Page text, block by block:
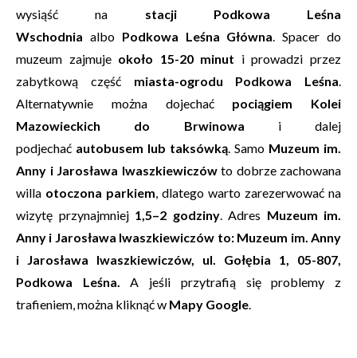
wysiąść na stacji Podkowa Leśna
Wschodnia albo Podkowa Leśna Główna. Spacer do
muzeum zajmuje około 15-20 minut i prowadzi przez
zabytkową część miasta-ogrodu Podkowa Leśna.
Alternatywnie można dojechać pociągiem Kolei
Mazowieckich do Brwinowa i dalej
podjechać autobusem lub taksówką. Samo Muzeum im.
Anny i Jarosława Iwaszkiewiczówto dobrze zachowana
willa otoczona parkiem, dlatego warto zarezerwować na
wizytę przynajmniej 1,5–2 godziny. Adres Muzeum im.
Anny i Jarosława Iwaszkiewiczów to: Muzeum im. Anny
i Jarosława Iwaszkiewiczów, ul. Gołębia 1, 05-807,
Podkowa Leśna.A jeśli przytrafią się problemy z
trafieniem, można kliknąć w Mapy Google.